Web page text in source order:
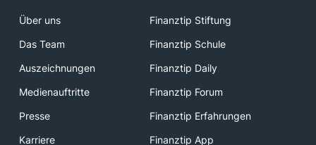
Über uns
Finanztip Stiftung
Das Team
Finanztip Schule
Auszeichnungen
Finanztip Daily
Medienauftritte
Finanztip Forum
Presse
Finanztip Erfahrungen
Karriere
Finanztip App